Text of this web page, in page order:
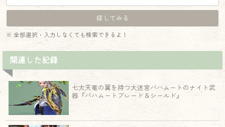
※ 全部選択・入力しなくても検索できるよ！
関連した記録
七大天竜の翼を持つ大迷宮バハムートのナイト武
器『バハムートブレード＆シールド』